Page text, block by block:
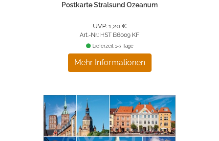
Postkarte Stralsund Ozeanum
UVP: 1,20 €
Art.-Nr.: HST B6009 KF
Mehr Informationen
Lieferzeit 1-3 Tage